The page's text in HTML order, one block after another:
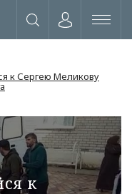
к Сергею Меликову
к